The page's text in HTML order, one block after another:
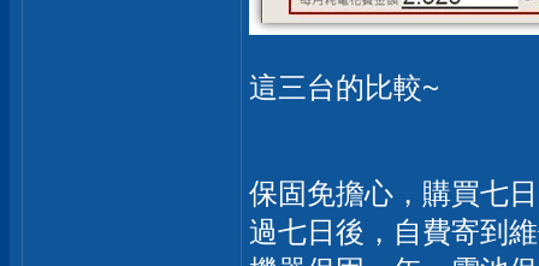
這三台的比較~
保固免擔心，購買七
過七日後，自費寄到